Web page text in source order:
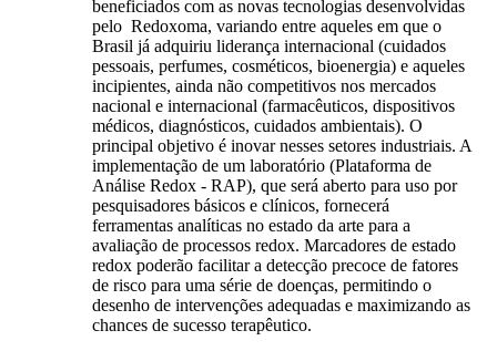
beneficiados com as novas tecnologias desenvolvidas
pelo Redoxoma, variando entre aqueles em que o
Brasil já adquiriu liderança internacional (cuidados
pessoais, perfumes, cosméticos, bioenergia) e aqueles
incipientes, ainda não competitivos nos mercados
nacional e internacional (farmacêuticos, dispositivos
médicos, diagnósticos, cuidados ambientais). O
principal objetivo é inovar nesses setores industriais. A
implementação de um laboratório (Plataforma de
Análise Redox - RAP), que será aberto para uso por
pesquisadores básicos e clínicos, fornecerá
ferramentas analíticas no estado da arte para a
avaliação de processos redox. Marcadores de estado
redox poderão facilitar a detecção precoce de fatores
de risco para uma série de doenças, permitindo o
desenho de intervenções adequadas e maximizando as
chances de sucesso terapêutico.